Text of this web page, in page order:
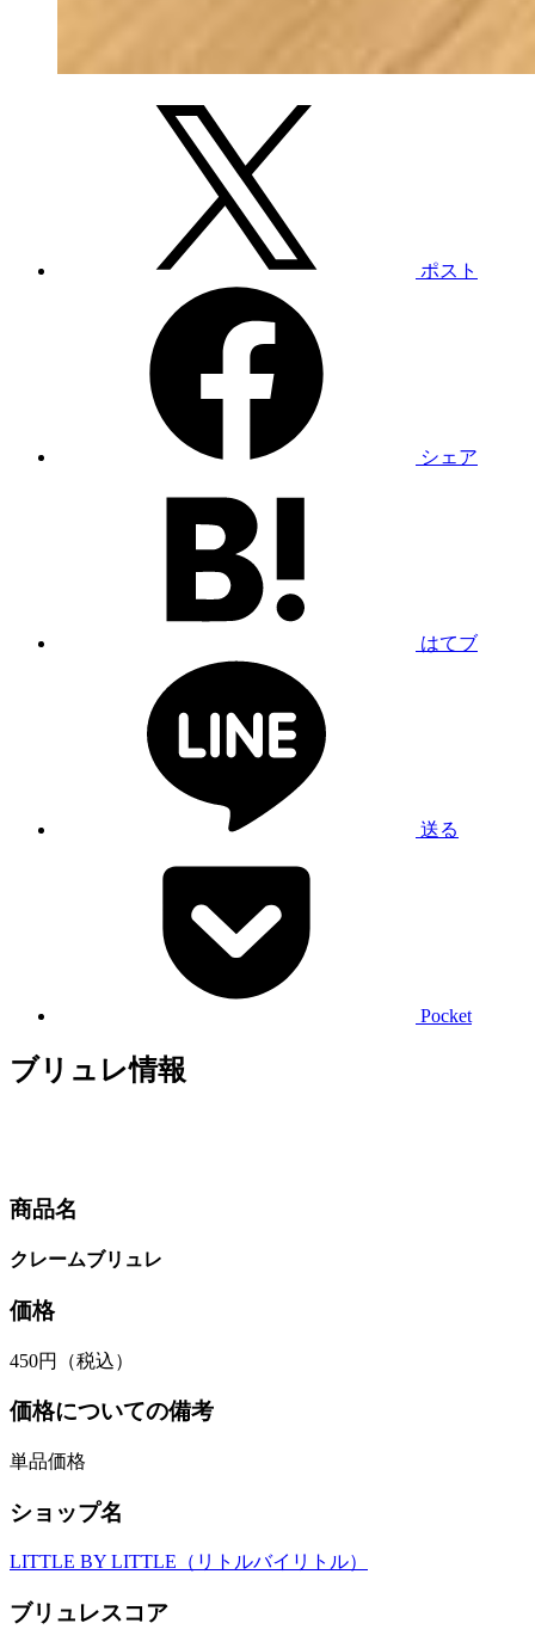
ポスト
シェア
はてブ
送る
Pocket
ブリュレ情報
商品名
クレームブリュレ
価格
450円（税込）
価格についての備考
単品価格
ショップ名
LITTLE BY LITTLE（リトルバイリトル）
ブリュレスコア